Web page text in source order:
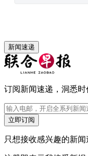
新闻速递
订阅新闻速递，洞悉时
立即订阅
只想接收感兴趣的新闻